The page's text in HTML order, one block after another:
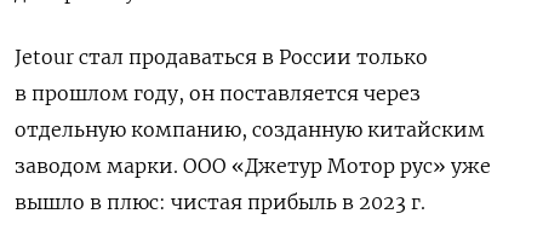
Jetour стал продаваться в России только
в прошлом году, он поставляется через
отдельную компанию, созданную китайским
заводом марки. ООО «Джетур Мотор рус» уже
вышло в плюс: чистая прибыль в 2023 г.